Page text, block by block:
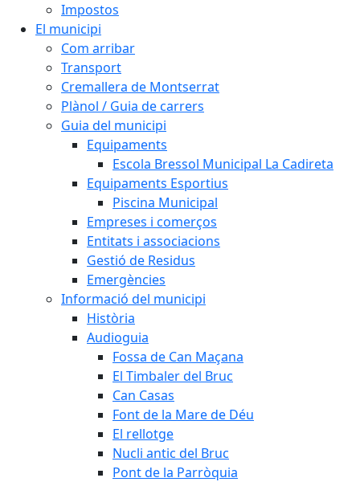
Impostos
El municipi
Com arribar
Transport
Cremallera de Montserrat
Plànol / Guia de carrers
Guia del municipi
Equipaments
Escola Bressol Municipal La Cadireta
Equipaments Esportius
Piscina Municipal
Empreses i comerços
Entitats i associacions
Gestió de Residus
Emergències
Informació del municipi
Història
Audioguia
Fossa de Can Maçana
El Timbaler del Bruc
Can Casas
Font de la Mare de Déu
El rellotge
Nucli antic del Bruc
Pont de la Parròquia